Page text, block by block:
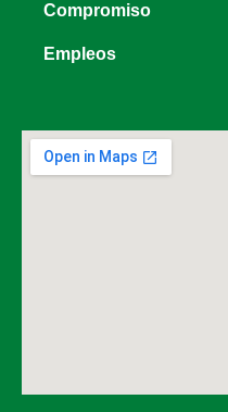
Compromiso
Empleos